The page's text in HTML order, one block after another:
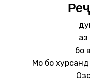
бо
Мо бо